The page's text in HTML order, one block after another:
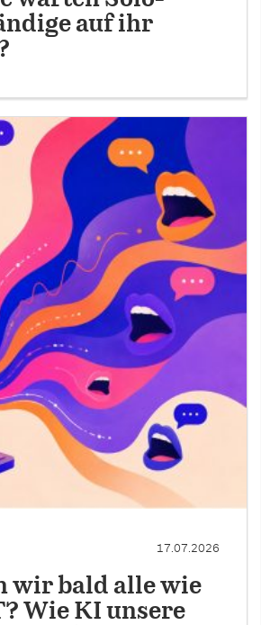
auf ihr
17.07.2026
wir bald alle wie
Wie KI unsere